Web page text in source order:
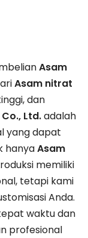
Asam
Asam nitrat
dan
Ltd.adalah
yang dapat
hanyaAsam
memiliki
tetapi kami
Anda.
waktu dan
profesional